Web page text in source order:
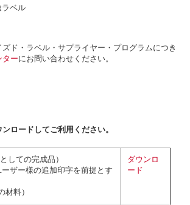
ベル
ド・ラベル・サプライヤー・プログラムにつき
ターにお問い合わせください。
ロードしてご利用ください。
しての完成品）
ザー様の追加印字を前提とす
料）
ダウンロ
ード